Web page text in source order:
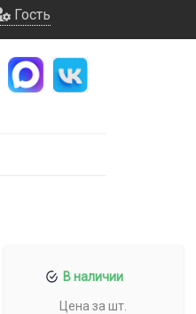
Гость
В наличии
Цена за шт.